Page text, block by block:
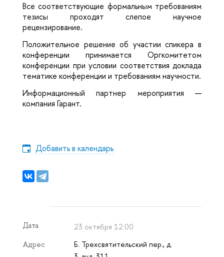
Все соответствующие формальным требованиям
тезисы проходят слепое научное
рецензирование.
Положительное решение об участии спикера в
конференции принимается Оргкомитетом
конференции при условии соответствия доклада
тематике конференции и требованиям научности.
Информационный партнер мероприятия —
компания Гарант.
Добавить в календарь
Дата 23 октября 12:00
Адрес
Б. Трехсвятительский пер., д.